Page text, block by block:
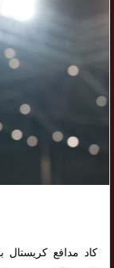
كاد مدافع كريستال